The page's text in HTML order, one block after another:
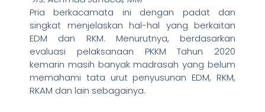
Pria berkacamata ini dengan padat dan
singkat menjelaskan hal-hal yang berkaitan
EDM dan RKM. Menurutnya, berdasarkan
evaluasi pelaksanaan PKKM Tahun 2020
kemarin masih banyak madrasah yang belum
memahami tata urut penyusunan EDM, RKM,
RKAM dan lain sebagainya.